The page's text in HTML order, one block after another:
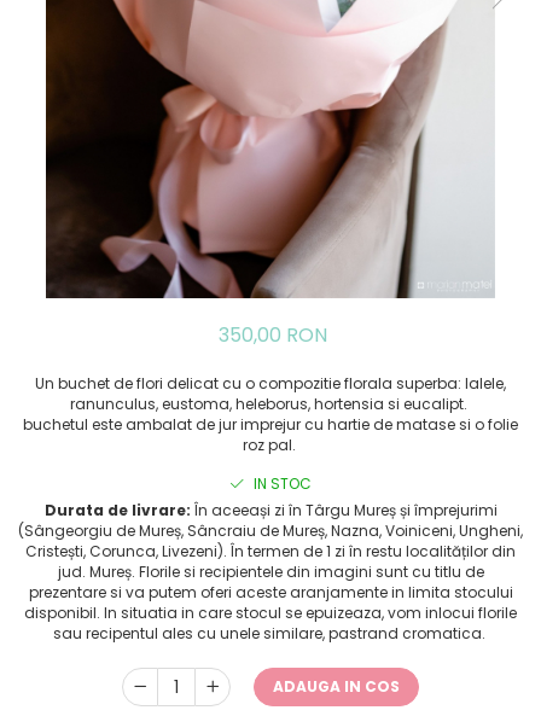
350,00 RON
Un buchet de flori delicat cu o compozitie florala superba: lalele,
ranunculus, eustoma, heleborus, hortensia si eucalipt.
buchetul este ambalat de jur imprejur cu hartie de matase si o folie
roz pal.
IN STOC
Durata de livrare: În aceeași zi în Târgu Mureș și împrejurimi
(Sângeorgiu de Mureș, Sâncraiu de Mureș, Nazna, Voiniceni, Ungheni,
Cristești, Corunca, Livezeni). În termen de 1 zi în restu localităților din
jud. Mureș. Florile si recipientele din imagini sunt cu titlu de
prezentare si va putem oferi aceste aranjamente in limita stocului
disponibil. In situatia in care stocul se epuizeaza, vom inlocui florile
sau recipentul ales cu unele similare, pastrand cromatica.
ADAUGA IN COS